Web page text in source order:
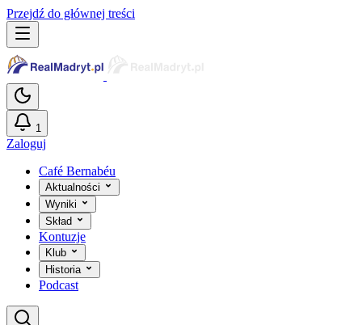
Przejdź do głównej treści
1
Zaloguj
Café Bernabéu
Aktualności
Wyniki
Skład
Kontuzje
Klub
Historia
Podcast